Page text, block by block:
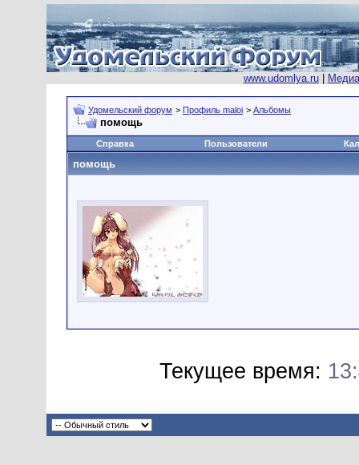
www.udomlya.ru|
Удомельский форум > Профиль maloi > Альбомы
помощь
Справка Пользователи
помощь
Текущее время: